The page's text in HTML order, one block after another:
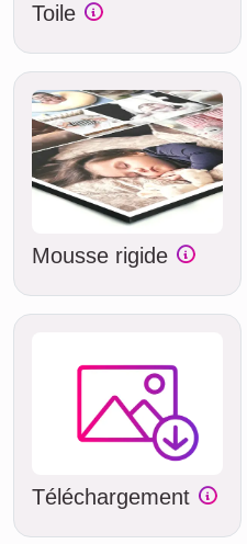
Toile
Mousse rigide
Téléchargement